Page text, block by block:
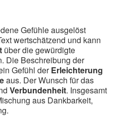
Gefühle ausgelöst
wertschätzend und kann
über die gewürdigte
Die Beschreibung der
Gefühl derErleichterung
aus. Der Wunsch für das
Verbundenheit. Insgesamt
aus Dankbarkeit,